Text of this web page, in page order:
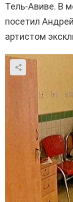
Тель-Авиве. В
посетил
артистом